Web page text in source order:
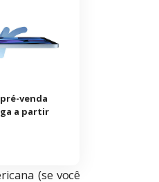
venda
a partir
(se você